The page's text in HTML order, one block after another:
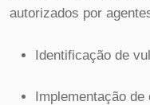
autorizados por
Identificação de
Implementação